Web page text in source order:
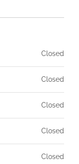
Closed
Closed
Closed
Closed
Closed